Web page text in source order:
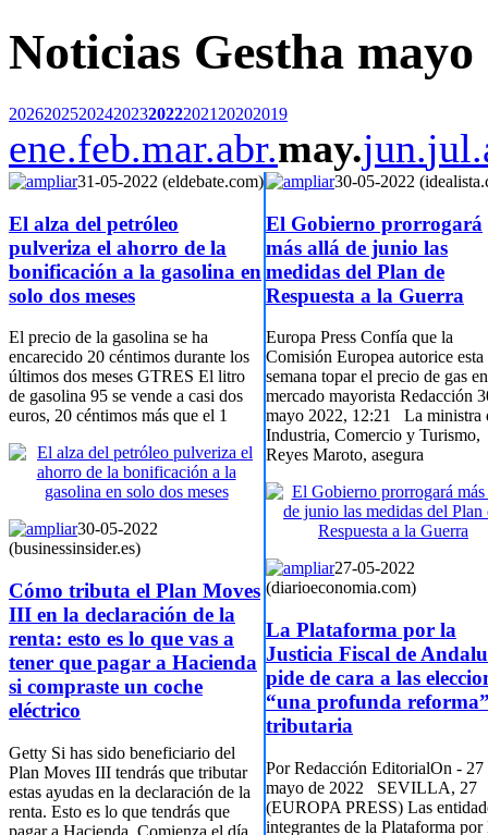
Noticias Gestha mayo
202620252024202320222021 20202019
ene.feb.mar.abr.may.jun.jul.
31-05-2022 (eldebate.com)
El alza del petróleo
pulveriza el ahorro de la
bonificación a la gasolina en
solo dos meses
El precio de la gasolina se ha
encarecido 20 céntimos durante los
últimos dos meses GTRES El litro
de gasolina 95 se vende a casi dos
euros, 20 céntimos más que el 1
30-05-2022
(businessinsider.es)
Cómo tributa el Plan Moves
III en la declaración de la
renta: esto es lo que vas a
tener que pagar a Hacienda
si compraste un coche
eléctrico
Getty Si has sido beneficiario del
Plan Moves III tendrás que tributar
estas ayudas en la declaración de la
renta. Esto es lo que tendrás que
pagar a Hacienda. Comienza el día
30-05-2022
El Gobierno prorrogará
más allá de junio las
medidas del Plan de
Respuesta a la Guerra
Europa Press Confía que la
Comisión Europea autorice esta
semana topar el precio de gas
mercado mayorista Redacción
mayo 2022, 12:21 La ministra
Industria, Comercio y Turismo,
Reyes Maroto, asegura
27-05-2022
(diarioeconomia.com)
La Plataforma por la
Justicia Fiscal de
pide de cara a las
“una profunda
tributaria
Por Redacción EditorialOn - 27
mayo de 2022 SEVILLA, 27
(EUROPA PRESS) Las
integrantes de la Plataforma por